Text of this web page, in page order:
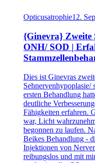
Opticusatrophie12.
{Ginevra} Zweite
ONH/ SOD |
Dies ist Ginevras
Sehnervenhypoplasie/
ersten Behandlung
deutliche
Fähigkeiten erfahren.
war, Licht
begonnen zu laufen.
Beikes Behandlung -
Injektionen von
reibungslos und mit